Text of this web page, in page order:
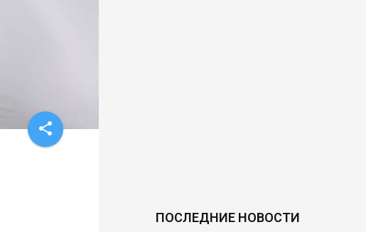
share
ПОСЛЕДНИЕ НОВОСТИ